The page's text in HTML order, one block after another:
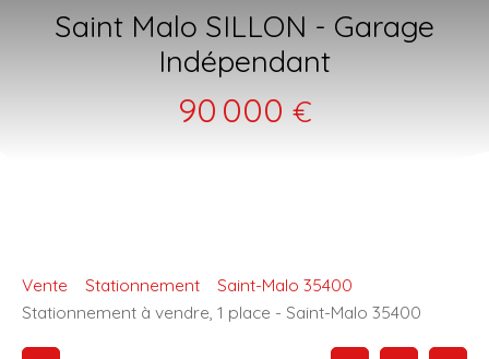
Saint Malo SILLON - Garage
Indépendant
90 000 €
Vente Stationnement
Saint-Malo 35400
Stationnement à vendre, 1 place - Saint-Malo 35400